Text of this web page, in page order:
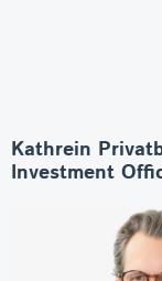
Kathrein
Investment